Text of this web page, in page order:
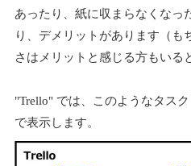
あったり、紙に収まらなくなっ
り、デメリットがあります（も
さはメリットと感じる方もいる
"Trello" では、このようなタス
で表示します。